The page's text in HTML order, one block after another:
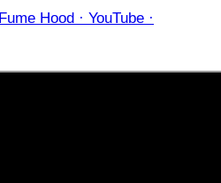
Hood · YouTube ·